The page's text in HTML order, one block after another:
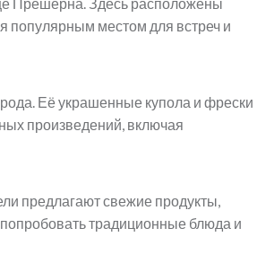
популярным местом для встреч и
Её украшенные купола и фрески
произведений, включая
предлагают свежие продукты,
традиционные блюда и